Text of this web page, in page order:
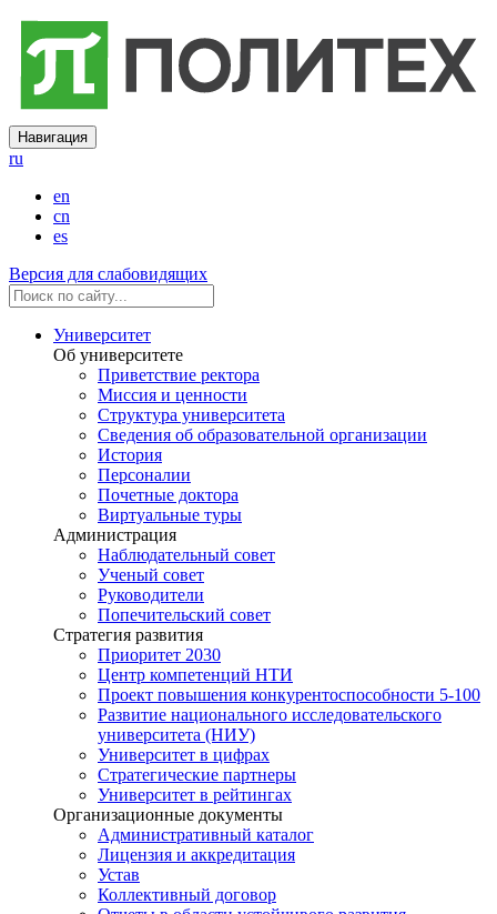
Навигация
ru
en
cn
es
Версия для слабовидящих
Университет
Об университете
Приветствие ректора
Миссия и ценности
Структура университета
Сведения об образовательной организации
История
Персоналии
Почетные доктора
Виртуальные туры
Администрация
Наблюдательный совет
Ученый совет
Руководители
Попечительский совет
Стратегия развития
Приоритет 2030
Центр компетенций НТИ
Проект повышения конкурентоспособности 5-100
Развитие национального исследовательского
университета (НИУ)
Университет в цифрах
Стратегические партнеры
Университет в рейтингах
Организационные документы
Административный каталог
Лицензия и аккредитация
Устав
Коллективный договор